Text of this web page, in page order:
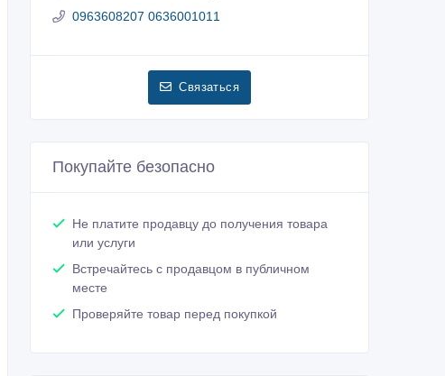
0963608207 0636001011
Связаться
Покупайте безопасно
Не платите продавцу до получения товара
или услуги
Встречайтесь с продавцом в публичном
месте
Проверяйте товар перед покупкой